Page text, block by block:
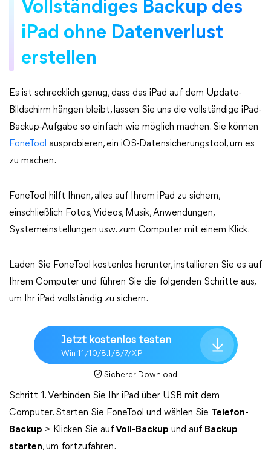
Vollständiges Backup des
iPad ohne Datenverlust
erstellen
Es ist schrecklich genug, dass das iPad auf dem Update-
Bildschirm hängen bleibt, lassen Sie uns die vollständige iPad-
Backup-Aufgabe so einfach wie möglich machen. Sie können
FoneTool ausprobieren, ein iOS-Datensicherungstool, um es
zu machen.
FoneTool hilft Ihnen, alles auf Ihrem iPad zu sichern,
einschließlich Fotos, Videos, Musik, Anwendungen,
Systemeinstellungen usw. zum Computer mit einem Klick.
Laden Sie FoneTool kostenlos herunter, installieren Sie es auf
Ihrem Computer und führen Sie die folgenden Schritte aus,
um Ihr iPad vollständig zu sichern.
Jetzt kostenlos testen
Win 11/10/8.1/8/7/XP
Sicherer Download
Schritt 1. Verbinden Sie Ihr iPad über USB mit dem
Computer. Starten Sie FoneTool und wählen Sie Telefon-
Backup > Klicken Sie aufVoll-Backup und auf Backup
starten, um fortzufahren.